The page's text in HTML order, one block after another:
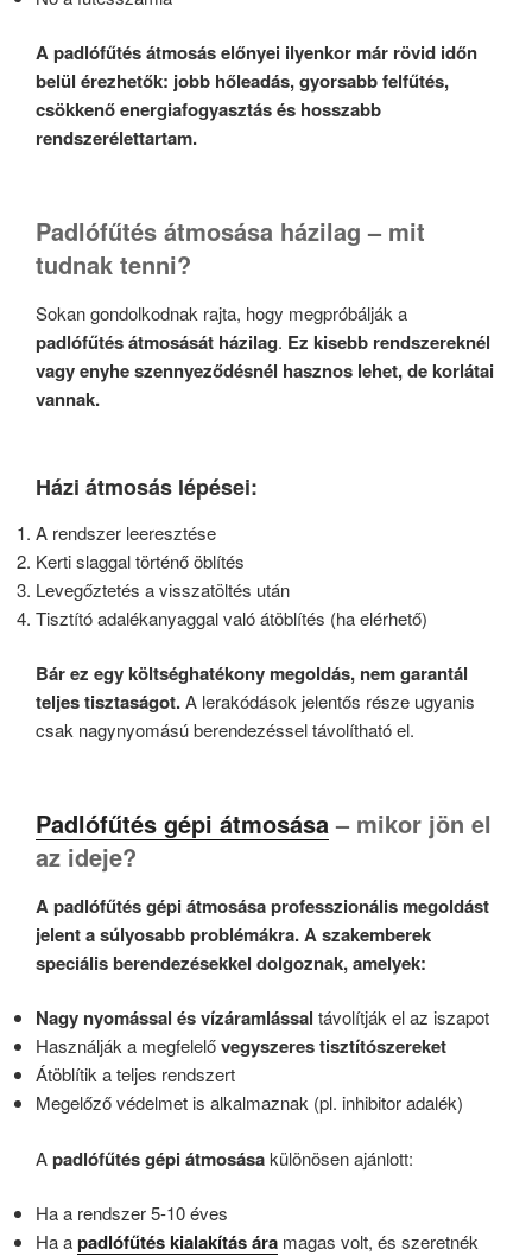
A padlófűtés átmosás előnyei ilyenkor már rövid időn
belül érezhetők: jobb hőleadás, gyorsabb felfűtés,
csökkenő energiafogyasztás és hosszabb
rendszerélettartam.
Padlófűtés átmosása házilag – mit
tudnak tenni?
Sokan gondolkodnak rajta, hogy megpróbálják a
padlófűtés átmosását házilag. Ez kisebb rendszereknél
vagy enyhe szennyeződésnél hasznos lehet, de korlátai
vannak.
Házi átmosás lépései:
A rendszer leeresztése
Kerti slaggal történő öblítés
Levegőztetés a visszatöltés után
Tisztító adalékanyaggal való átöblítés (ha elérhető)
Bár ez egy költséghatékony megoldás, nem garantál
teljes tisztaságot.A lerakódások jelentős része ugyanis
csak nagynyomású berendezéssel távolítható el.
Padlófűtés gépi átmosása – mikor jön el
az ideje?
A padlófűtés gépi átmosása professzionális megoldást
jelent a súlyosabb problémákra. A szakemberek
speciális berendezésekkel dolgoznak, amelyek:
Nagy nyomással és vízáramlással távolítják el az iszapot
Használják a megfelelővegyszeres tisztítószereket
Átöblítik a teljes rendszert
Megelőző védelmet is alkalmaznak (pl. inhibitor adalék)
Apadlófűtés gépi átmosásakülönösen ajánlott:
Ha a rendszer 5-10 éves
Ha apadlófűtés kialakítás ára magas volt, és szeretnék